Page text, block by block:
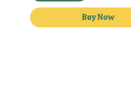
Buy Now